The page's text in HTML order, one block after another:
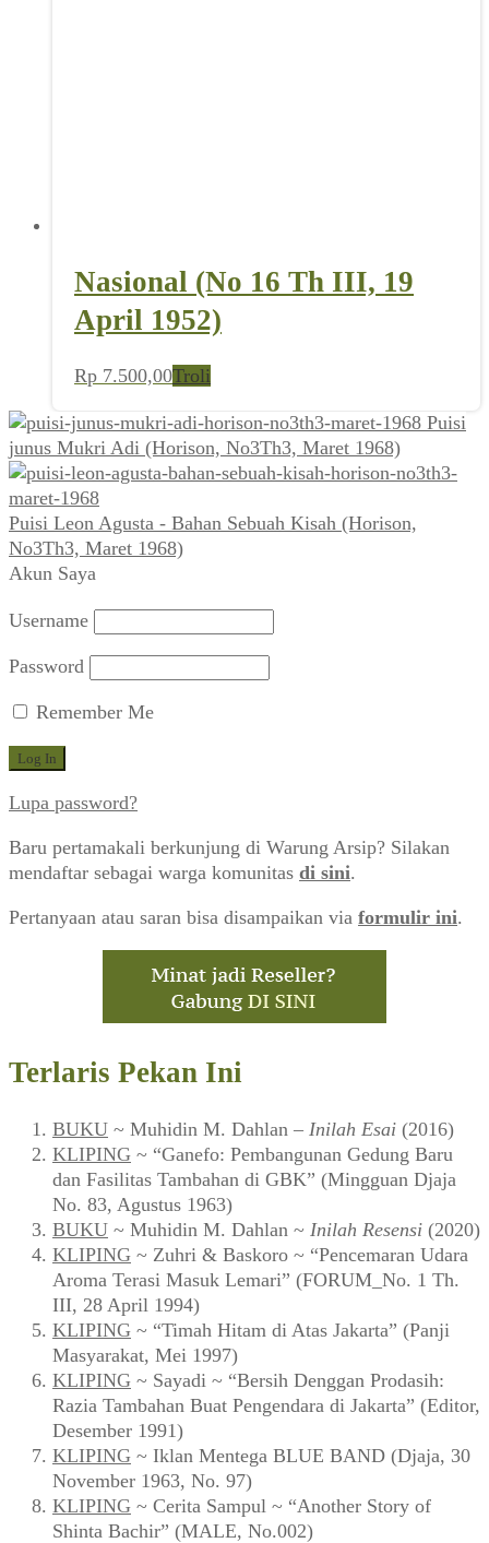
Nasional (No 16 Th III, 19
April 1952)
Rp 7.500,00Troli
Puisi
junus Mukri Adi (Horison, No3Th3, Maret 1968)
Puisi Leon Agusta - Bahan Sebuah Kisah (Horison,
No3Th3, Maret 1968)
Akun Saya
Username
Password
Remember Me
Lupa password?
Baru pertamakali berkunjung di Warung Arsip? Silakan
mendaftar sebagai warga komunitas di sini.
Pertanyaan atau saran bisa disampaikan via formulir ini.
Terlaris Pekan Ini
BUKU ~ Muhidin M. Dahlan – Inilah Esai (2016)
KLIPING ~ “Ganefo: Pembangunan Gedung Baru
dan Fasilitas Tambahan di GBK” (Mingguan Djaja
No. 83, Agustus 1963)
BUKU ~ Muhidin M. Dahlan ~ Inilah Resensi (2020)
KLIPING ~ Zuhri & Baskoro ~ “Pencemaran Udara
Aroma Terasi Masuk Lemari” (FORUM_No. 1 Th.
III, 28 April 1994)
KLIPING ~ “Timah Hitam di Atas Jakarta” (Panji
Masyarakat, Mei 1997)
KLIPING ~ Sayadi ~ “Bersih Denggan Prodasih:
Razia Tambahan Buat Pengendara di Jakarta” (Editor,
Desember 1991)
KLIPING ~ Iklan Mentega BLUE BAND (Djaja, 30
November 1963, No. 97)
KLIPING ~ Cerita Sampul ~ “Another Story of
Shinta Bachir” (MALE, No.002)